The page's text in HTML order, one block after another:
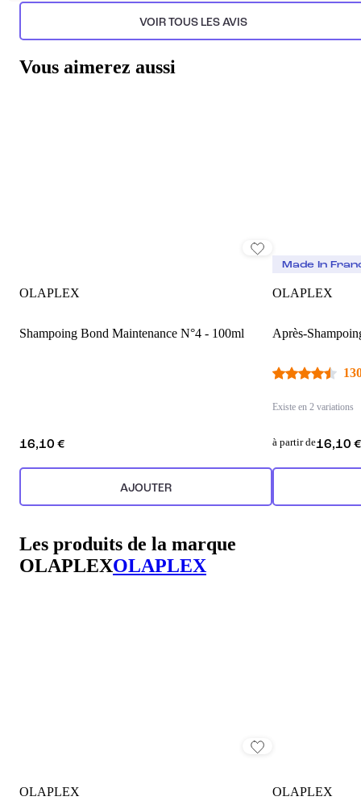
VOIR TOUS LES AVIS
Vous aimerez aussi
OLAPLEX
Shampoing Bond Maintenance N°4 - 100ml
16,10 €
AJOUTER
Made In
OLAPLEX
Après-
Existe en 2 variations
à partir de16,10 €
Les produits de la marque
OLAPLEXOLAPLEX
OLAPLEX OLAPLEX